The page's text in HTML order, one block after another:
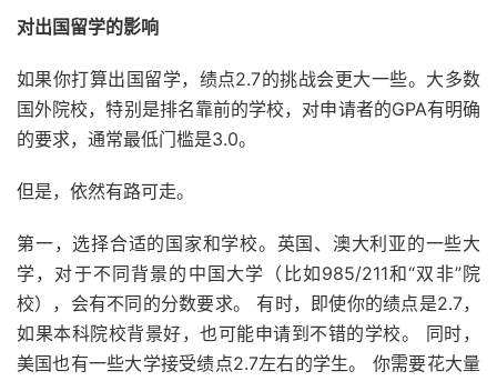
对出国留学的影响
如果你打算出国留学，绩点2.7的挑战会更大一些。大多数
国外院校，特别是排名靠前的学校，对申请者的GPA有明确
的要求，通常最低门槛是3.0。
但是，依然有路可走。
第一，选择合适的国家和学校。英国、澳大利亚的一些大
学，对于不同背景的中国大学（比如985/211和“双非”院
校），会有不同的分数要求。 有时，即使你的绩点是2.7，
如果本科院校背景好，也可能申请到不错的学校。 同时，
美国也有一些大学接受绩点2.7左右的学生。 你需要花大量